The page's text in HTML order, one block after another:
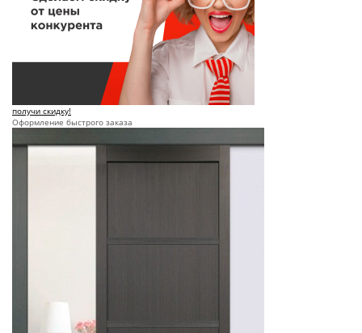
получи скидку!
Оформление быстрого заказа